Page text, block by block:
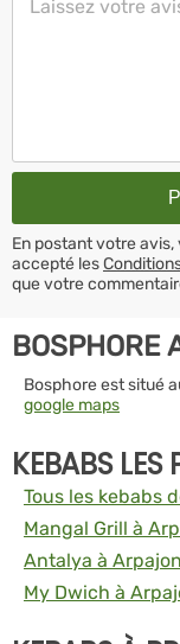
En postant votre
accepté les
que votre
BOSPHORE
Bosphore est situé
google maps
KEBABS LES
Tous les kebabs
Mangal Grill à
Antalya à Arpajon
My Dwich à